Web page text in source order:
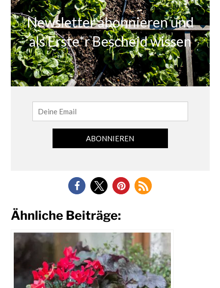
Ähnliche Beiträge: